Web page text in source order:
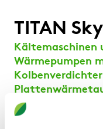
TITAN
Kältemaschinen
Wärmepumpen
Anwendungen